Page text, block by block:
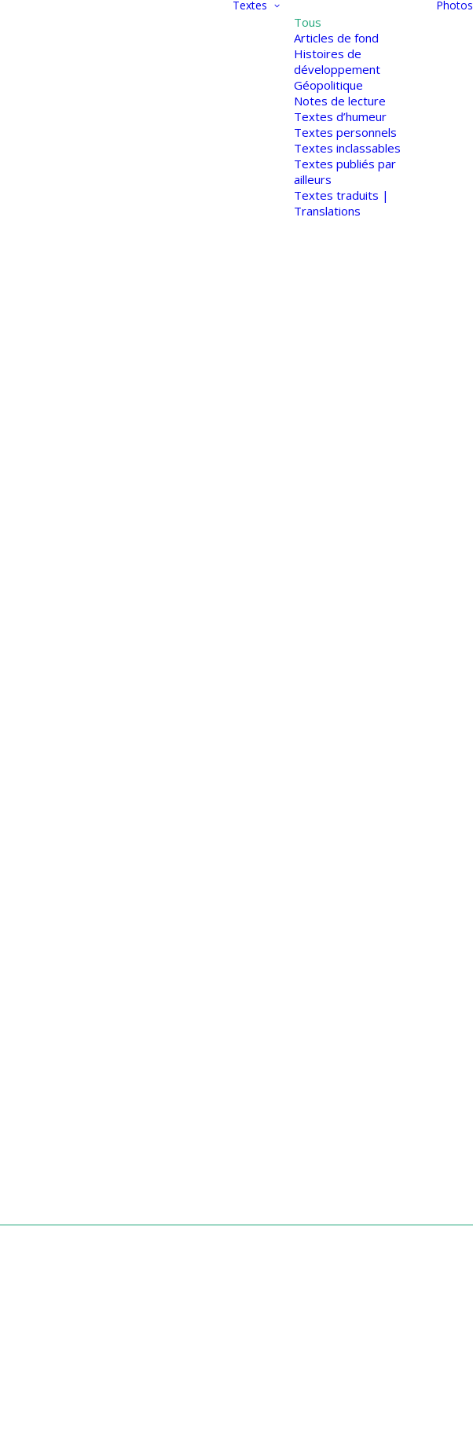
Textes
Tous
Articles de fond
Histoires de
développement
Géopolitique
Notes de lecture
Textes d’humeur
Textes personnels
Textes inclassables
Textes publiés par
ailleurs
Textes traduits |
Translations
Photos